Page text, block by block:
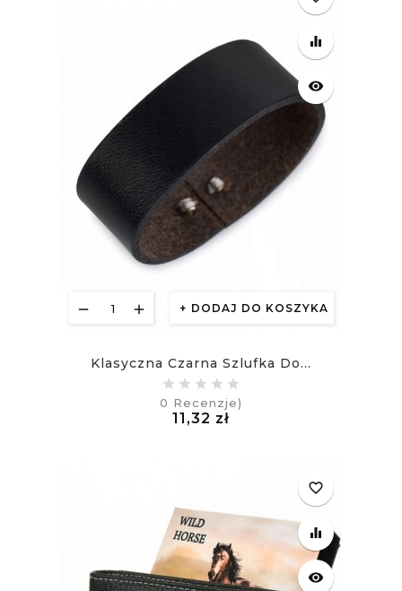
DODAJ DO KOSZYKA
equalizer
visibility
Klasyczna Czarna Szlufka Do...
0 Recenzje)
11,32 zł
favorite_border
equalizer
visibility